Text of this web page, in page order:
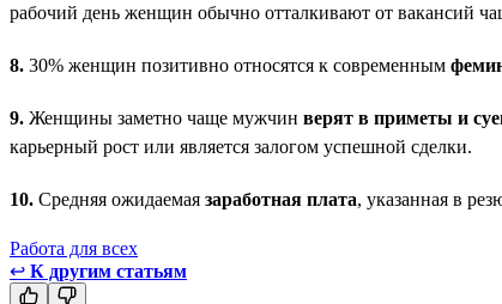
рабочий день женщин обычно отталкивают от вакансий
8. 30% женщин позитивно относятся к современным
9. Женщины заметно чаще мужчин верят в приметы и
карьерный рост или является залогом успешной сделки.
10. Средняя ожидаемая заработная плата, указанная в
Работа для всех
↩ К другим статьям